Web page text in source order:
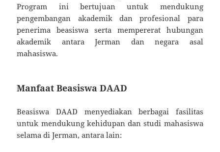
Program ini bertujuan untuk mendukung
pengembangan akademik dan profesional para
penerima beasiswa serta mempererat hubungan
akademik antara Jerman dan negara asal
mahasiswa.
Manfaat Beasiswa DAAD
Beasiswa DAAD menyediakan berbagai fasilitas
untuk mendukung kehidupan dan studi mahasiswa
selama di Jerman, antara lain: